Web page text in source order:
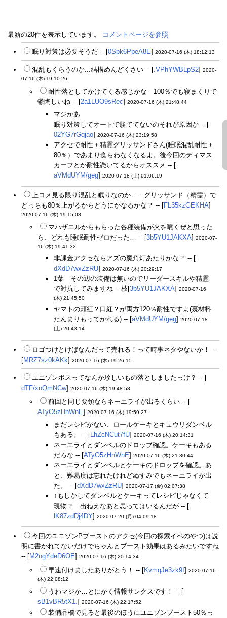
最新の20件を表示しています。 コメントページを参照
眠り対策は必要そうだ -- [0Spk6PpeA8E] 2020-07-16 (木) 18:12:13
混乱もくらうのか...結構めんどくさい -- [ .VPhYWBLpS2] 2020-
07-16 (木) 19:10:26
耐性落としてかけてくる感じかな 100％でも寝まくりで
鬱陶しいね -- [2a1LUO9sRec] 2020-07-16 (木) 21:48:44
マジかあ
眠り対策してオートで勝ててないのそれが原因か -- [
02YG7rGqjao] 2020-07-16 (木) 23:19:58
アクセで耐性＋精霊グリッサンドさん(睡眠混乱耐性＋
80％）であまり食らわなくなるよ。後今回のディマス
カーフとか耐性憑いてるからオススメ -- [
aVMdUYM/geg] 2020-07-18 (土) 01:06:19
上コメ見る限り混乱と眠りなのか……グリッサンド（精霊）で
どっちも80％上がるからどうにかなるかな？ -- [FL35kzGEKHA]
2020-07-16 (木) 19:15:08
マハザエルからもらった各種装備が火を噴くぜと思った
ら、どれも睡眠耐性ゼロだった… -- [3b5YU1JAKXA] 2020-07-
16 (木) 19:41:32
非課金アクセならアズの魔角灯あたりかな？ -- [
dXdD7wxZzRU] 2020-07-16 (木) 20:29:17
1葉 その辺の装備は無いのでリーダースキルや精霊
で対抗してみますね -- 枝[3b5YU1JAKXA] 2020-07-16
(木) 21:45:50
ヤマトの頬紅？口紅？が両方120％耐性ですよ(裏材料
たんまりもってかれる) -- [aVMdUYM/geg] 2020-07-18
(土) 20:43:14
ロゴつけとけばなんだって売れる！って時事ネタやないか！ --
[MRZ7sz0kAKk] 2020-07-16 (木) 19:26:15
ユニゾンボスってなんか珍しいもの落としましたっけ？ -- [
dTF/xnQmNCw] 2020-07-16 (木) 19:48:58
前回と同じ要領ならネーエライが出るくらい -- [
ATyO5zHnWnE] 2020-07-16 (木) 19:59:27
まだレシピがない、ロールケーキとキュウリダンベル
もある。 -- [LhZcNCut7fU] 2020-07-16 (木) 20:14:31
ネーエライとダンベルのドロップ確認。ケーキもある
だろな -- [ATyO5zHnWnE] 2020-07-16 (木) 21:30:44
ネーエライとダンベルとケーキのドロップを確認。あ
と、難易度は忘れたけれどぬすみでもネーエライが出
た。 -- [dXdD7wxZzRU] 2020-07-17 (金) 02:07:38
↑もしかしてダンベルとケーキってレシピじゃなくて
現物？ 出ねえなあと思ってはいるんだが -- [
lK87zdDj4DY] 2020-07-20 (月) 04:09:18
今回のユニゾンPブーストのアクセ(今回の探索イベのやつ)は説
明に書かれてないだけでちゃんとブースト効果はあるみたいですね
-- [M2ngYdeD6OE] 2020-07-16 (木) 20:14:34
早速付けましたありがとう！ -- [KvmqJe3zk9I ] 2020-07-16
(木) 22:08:12
うわマジか…とにかく情報サンクスです！ -- [
sB1vBR5tX1.] 2020-07-16 (木) 22:17:52
装備品欄で見ると最後のほうにユニゾンブースト50％っ